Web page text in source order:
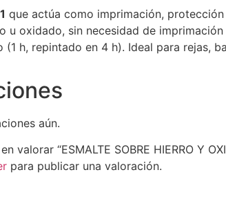
que actúa como imprimación,
u oxidado, sin necesidad de
(1 h, repintado en 4 h). Ideal para rejas,
aún.
valorar “ESMALTE SOBRE HIERRO Y
para publicar una valoración.